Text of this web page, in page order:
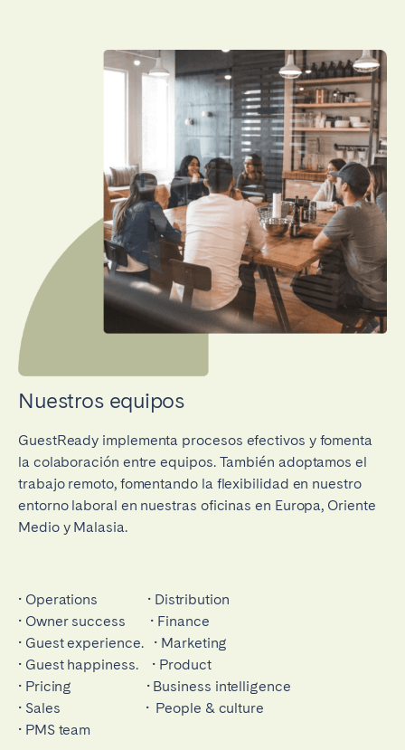
Nuestros equipos
GuestReady implementa procesos efectivos y fomenta
la colaboración entre equipos. También adoptamos el
trabajo remoto, fomentando la flexibilidad en nuestro
entorno laboral en nuestras oficinas en Europa, Oriente
Medio y Malasia.
• Operations • Distribution
• Owner success • Finance
• Guest experience. • Marketing
• Guest happiness. • Product
• Pricing • Business intelligence
• Sales • People & culture
• PMS team